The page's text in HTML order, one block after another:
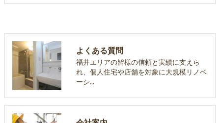
よくある質問
福井エリアの皆様の信頼と実績に支えら
れ、個人住宅や店舗を対象に大規模リノベ
ーシ…